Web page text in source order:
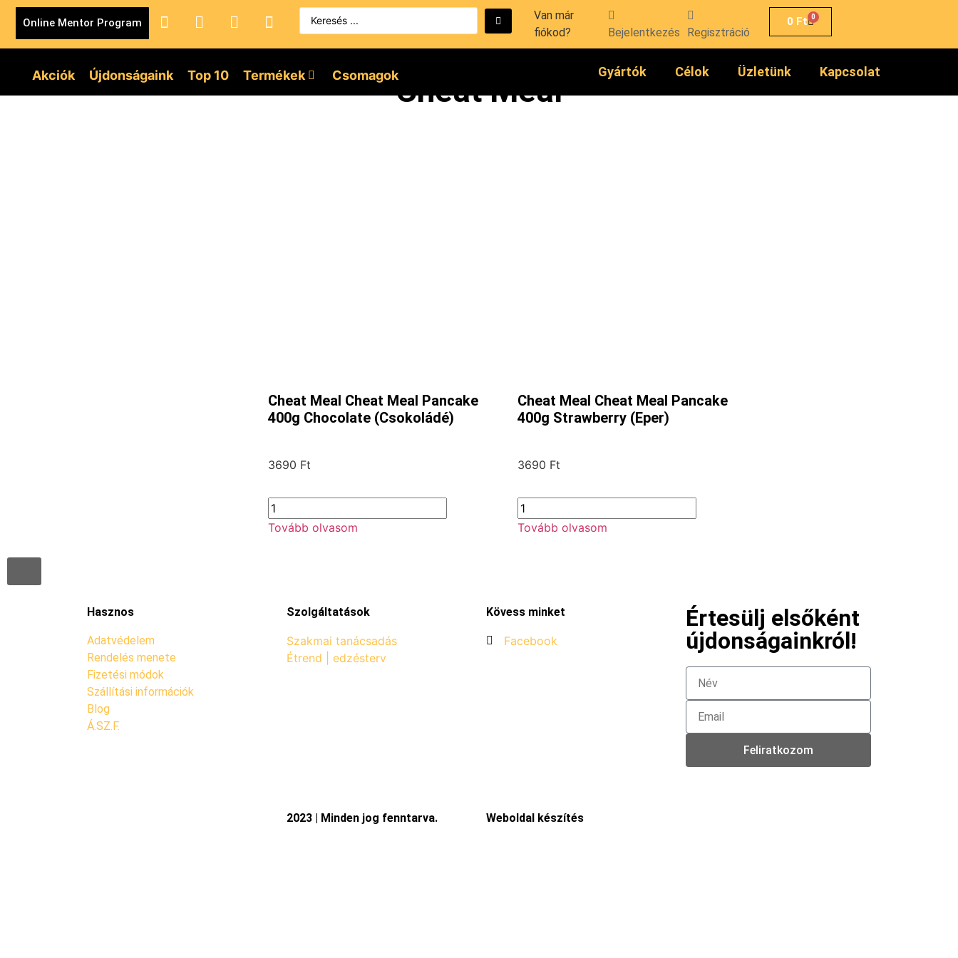
Online Mentor Program
Van már
fiókod?
Bejelentkezés Regisztráció
0 Ft 0
Akciók Újdonságaink Top 10 Termékek Csomagok Gyártók Célok Üzletünk Kapcsolat
Cheat Meal
Cheat Meal Cheat Meal Pancake
400g Chocolate (Csokoládé)
3690 Ft
Tovább olvasom
Cheat Meal Cheat Meal Pancake
400g Strawberry (Eper)
3690 Ft
Tovább olvasom
Hasznos
Adatvédelem
Rendelés menete
Fizetési módok
Szállítási információk
Blog
Á.SZ.F.
Szolgáltatások
Szakmai tanácsadás
Étrend | edzésterv
Kövess minket
Facebook
Értesülj elsőként
újdonságainkról!
Feliratkozom
2023 | Minden jog fenntarva. Weboldal készítés